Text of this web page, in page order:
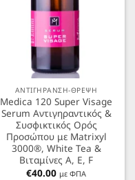
ΑΝΤΙΓΗΡΑΝΣΗ-ΘΡΕΨΗ
Medica 120 Super Visage
Serum Αντιγηραντικός &
Συσφικτικός Ορός
Προσώπου με Matrixyl
3000®, White Tea &
Βιταμίνες A, E, F
€40.00 με ΦΠΑ